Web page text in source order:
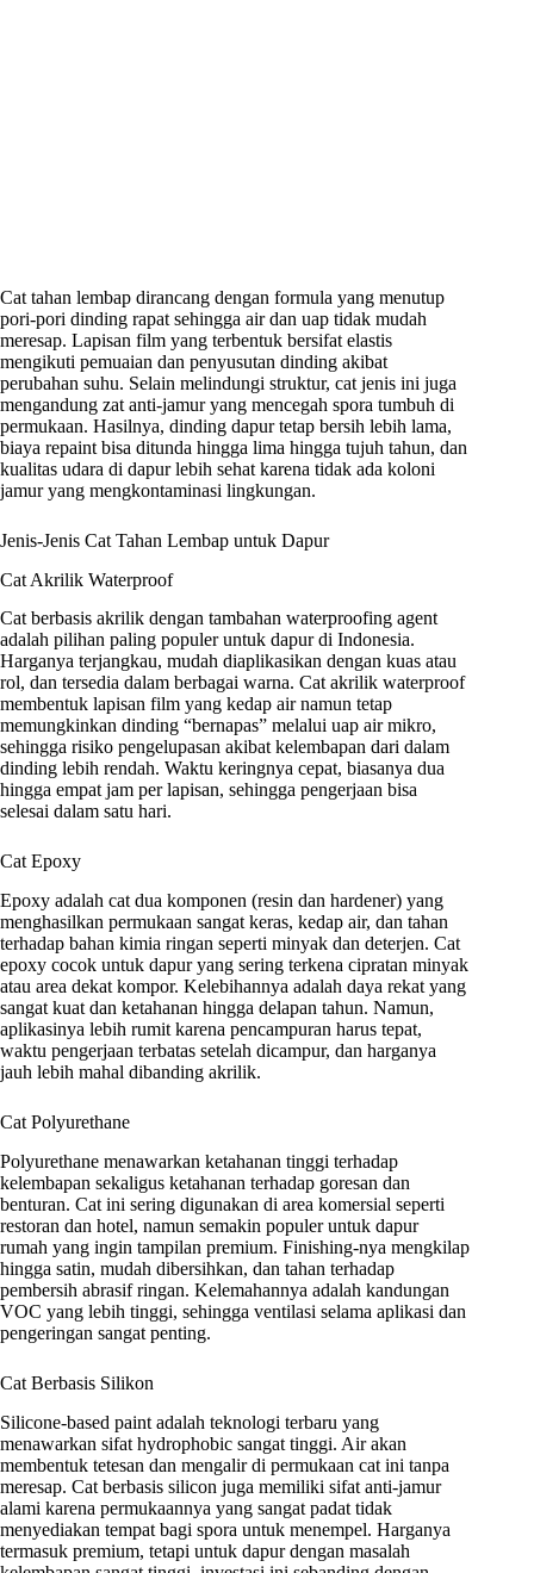
Cat tahan lembap dirancang dengan formula yang menutup
pori-pori dinding rapat sehingga air dan uap tidak mudah
meresap. Lapisan film yang terbentuk bersifat elastis
mengikuti pemuaian dan penyusutan dinding akibat
perubahan suhu. Selain melindungi struktur, cat jenis ini juga
mengandung zat anti-jamur yang mencegah spora tumbuh di
permukaan. Hasilnya, dinding dapur tetap bersih lebih lama,
biaya repaint bisa ditunda hingga lima hingga tujuh tahun, dan
kualitas udara di dapur lebih sehat karena tidak ada koloni
jamur yang mengkontaminasi lingkungan.
Jenis-Jenis Cat Tahan Lembap untuk Dapur
Cat Akrilik Waterproof
Cat berbasis akrilik dengan tambahan waterproofing agent
adalah pilihan paling populer untuk dapur di Indonesia.
Harganya terjangkau, mudah diaplikasikan dengan kuas atau
rol, dan tersedia dalam berbagai warna. Cat akrilik waterproof
membentuk lapisan film yang kedap air namun tetap
memungkinkan dinding “bernapas” melalui uap air mikro,
sehingga risiko pengelupasan akibat kelembapan dari dalam
dinding lebih rendah. Waktu keringnya cepat, biasanya dua
hingga empat jam per lapisan, sehingga pengerjaan bisa
selesai dalam satu hari.
Cat Epoxy
Epoxy adalah cat dua komponen (resin dan hardener) yang
menghasilkan permukaan sangat keras, kedap air, dan tahan
terhadap bahan kimia ringan seperti minyak dan deterjen. Cat
epoxy cocok untuk dapur yang sering terkena cipratan minyak
atau area dekat kompor. Kelebihannya adalah daya rekat yang
sangat kuat dan ketahanan hingga delapan tahun. Namun,
aplikasinya lebih rumit karena pencampuran harus tepat,
waktu pengerjaan terbatas setelah dicampur, dan harganya
jauh lebih mahal dibanding akrilik.
Cat Polyurethane
Polyurethane menawarkan ketahanan tinggi terhadap
kelembapan sekaligus ketahanan terhadap goresan dan
benturan. Cat ini sering digunakan di area komersial seperti
restoran dan hotel, namun semakin populer untuk dapur
rumah yang ingin tampilan premium. Finishing-nya mengkilap
hingga satin, mudah dibersihkan, dan tahan terhadap
pembersih abrasif ringan. Kelemahannya adalah kandungan
VOC yang lebih tinggi, sehingga ventilasi selama aplikasi dan
pengeringan sangat penting.
Cat Berbasis Silikon
Silicone-based paint adalah teknologi terbaru yang
menawarkan sifat hydrophobic sangat tinggi. Air akan
membentuk tetesan dan mengalir di permukaan cat ini tanpa
meresap. Cat berbasis silicon juga memiliki sifat anti-jamur
alami karena permukaannya yang sangat padat tidak
menyediakan tempat bagi spora untuk menempel. Harganya
termasuk premium, tetapi untuk dapur dengan masalah